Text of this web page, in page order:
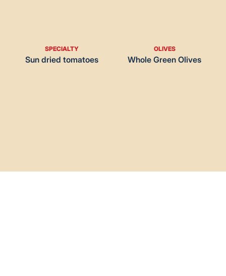
SPECIALTY
Sun dried tomatoes
OLIVES
Whole Green Olives